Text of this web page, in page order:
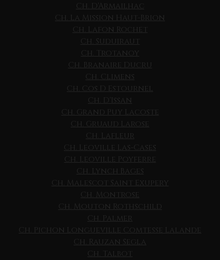
Ch. D'Armailhac
Ch. La Mission Haut-Brion
Ch. Lafon Rochet
Ch. Suduiraut
Ch. Trotanoy
Ch. Branaire Ducru
Ch. Climens
Ch. Cos D Estournel
Ch. D'Issan
Ch. Grand Puy Lacoste
Ch. Gruaud Larose
Ch. Lafleur
Ch. Leoville Las-Cases
Ch. Leoville Poyferre
Ch. Lynch Bages
Ch. Malescot Saint Exupery
Ch. Montrose
Ch. Mouton Rothschild
Ch. Palmer
Ch. Pichon Longueville Comtesse Lalande
Ch. Rauzan Segla
Ch. Talbot